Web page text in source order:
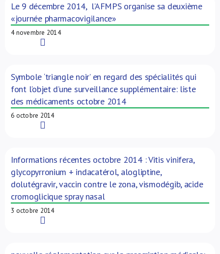
Le 9 décembre 2014, l’AFMPS organise sa deuxième
«journée pharmacovigilance»
4 novembre 2014
Symbole ‘triangle noir’ en regard des spécialités qui
font l’objet d’une surveillance supplémentaire: liste
des médicaments octobre 2014
6 octobre 2014
Informations récentes octobre 2014 : Vitis vinifera,
glycopyrronium + indacatérol, alogliptine,
dolutégravir, vaccin contre le zona, vismodégib, acide
cromoglicique spray nasal
3 octobre 2014